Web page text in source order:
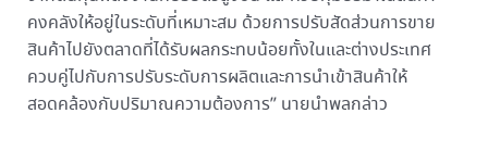
คงคลังให้อยู่ในระดับที่เหมาะสม ด้วยการปรับสัดส่วนการขาย
สินค้าไปยังตลาดที่ได้รับผลกระทบน้อยทั้งในและต่างประเทศ
ควบคู่ไปกับการปรับระดับการผลิตและการนำเข้าสินค้าให้
สอดคล้องกับปริมาณความต้องการ” นายนำพลกล่าว